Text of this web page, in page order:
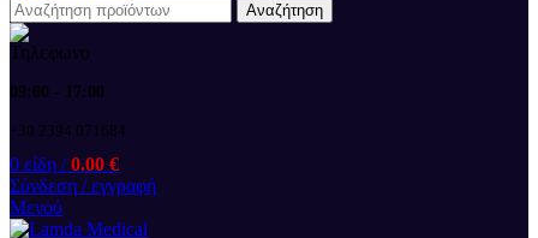
Αναζήτηση
09:00 - 17:00
+30 2394 071684
0 είδη / 0.00 €
Σύνδεση / εγγραφή
Μενού